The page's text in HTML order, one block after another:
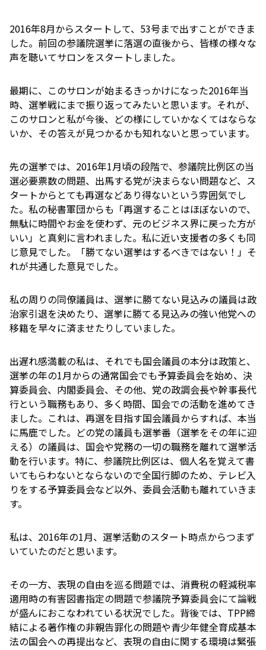
2016年8月からスタートして、53号まで出すことができま
した。前回の参議院選挙に落選の直後から、皆様の様々な
声を聴いてサロンをスタートしました。
最期に、このサロンが始まるきっかけになった2016年当
時、選挙戦にまで振り返ってみたいと思います。それが、
このサロンと私が今後、どの様にしていかなくてはならな
いか、その答えが見つかるかも知れないと思っています。
先の選挙では、2016年1月頃の段階で、参議院比例区の当
選必要票数の問題、出馬する党が決まらない問題など、ス
タートからとても再選などあり得ないという雰囲気でし
た。私の秘書軍団からも「再選することはほぼないので、
無駄に時間やお金を使わず、元のビジネス界に戻った方が
いい」と真剣に言われました。私に近い支援者の多くも同
じ意見でした。「勝てない選挙はするべきではない！」そ
れが共通した意見でした。
私の周りの同僚議員は、選挙に勝てない見込みの議員は政
治家引退を決めたり、選挙に勝てる見込みの強い他党への
移籍を早々に済ませたりしていました。
出遅れ感満載の私は、それでも国会議員の本分は政策と、
選挙の年の1月からの通常国会でも予算委員会を始め、決
算委員会、内閣委員会、その他、党の政調会長や幹事長代
行という職務もあり、多く時間、国会での活動を進めてき
ました。これは、再選を目指す国会議員からすれば、本当
に馬鹿でした。どの党の議員も選挙番（選挙をその年に迎
える）の議員は、国会や党務の一切の職務を離れて選挙活
動を行います。特に、参議院比例区は、個人名を覚えて書
いてもらわないとならないので全国行脚のため、テレビ入
りをする予算委員会など以外、委員会活動も離れていきま
す。
私は、2016年の1月、選挙活動のスタート時点からつまず
いていたのだと思います。
その一方、表現の自由を巡る問題では、消費税の軽減税率
適用時の有害図書指定の問題で参議院予算委員会にて論戦
が盛んにおこなわれている状況でした。背後では、TPP締
結による著作権の非親告罪化の問題や青少年健全育成基本
法の国会への再提出など、表現の自由に関する環境は緊張